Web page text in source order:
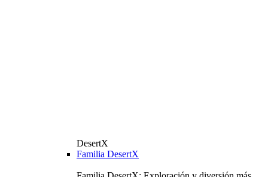
DesertX
Familia DesertX